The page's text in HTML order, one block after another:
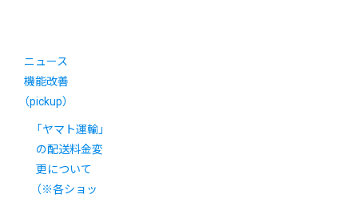
ニュース
機能改善
（pickup）
「ヤマト運輸」
の配送料金変
更について
（※各ショッ